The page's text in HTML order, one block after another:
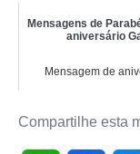
Mensagens de
aniversário
Mensagem de
Compartilhe esta